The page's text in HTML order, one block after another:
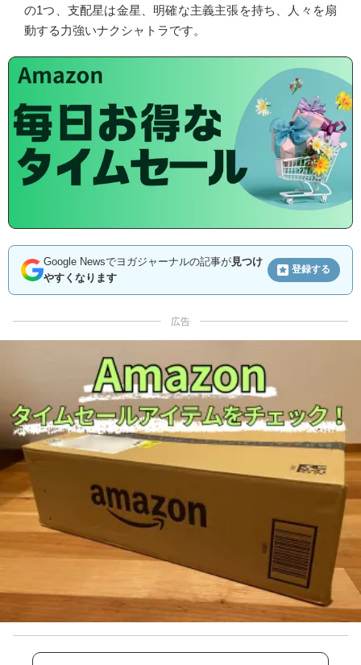
の1つ、支配星は金星、明確な主義主張を持ち、人々を扇
動する力強いナクシャトラです。
Google Newsでヨガジャーナルの記事が見つけ
やすくなります
登録する
広告